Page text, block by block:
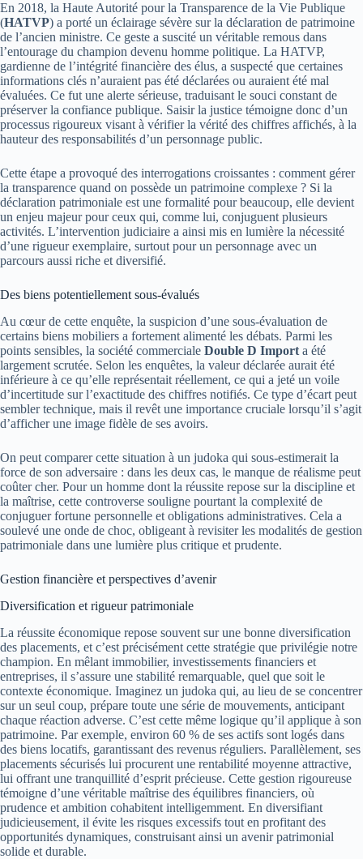
En 2018, la Haute Autorité pour la Transparence de la Vie Publique
(HATVP) a porté un éclairage sévère sur la déclaration de patrimoine
de l’ancien ministre. Ce geste a suscité un véritable remous dans
l’entourage du champion devenu homme politique. La HATVP,
gardienne de l’intégrité financière des élus, a suspecté que certaines
informations clés n’auraient pas été déclarées ou auraient été mal
évaluées. Ce fut une alerte sérieuse, traduisant le souci constant de
préserver la confiance publique. Saisir la justice témoigne donc d’un
processus rigoureux visant à vérifier la vérité des chiffres affichés, à la
hauteur des responsabilités d’un personnage public.
Cette étape a provoqué des interrogations croissantes : comment gérer
la transparence quand on possède un patrimoine complexe ? Si la
déclaration patrimoniale est une formalité pour beaucoup, elle devient
un enjeu majeur pour ceux qui, comme lui, conjuguent plusieurs
activités. L’intervention judiciaire a ainsi mis en lumière la nécessité
d’une rigueur exemplaire, surtout pour un personnage avec un
parcours aussi riche et diversifié.
Des biens potentiellement sous-évalués
Au cœur de cette enquête, la suspicion d’une sous-évaluation de
certains biens mobiliers a fortement alimenté les débats. Parmi les
points sensibles, la société commerciale Double D Import a été
largement scrutée. Selon les enquêtes, la valeur déclarée aurait été
inférieure à ce qu’elle représentait réellement, ce qui a jeté un voile
d’incertitude sur l’exactitude des chiffres notifiés. Ce type d’écart peut
sembler technique, mais il revêt une importance cruciale lorsqu’il s’agit
d’afficher une image fidèle de ses avoirs.
On peut comparer cette situation à un judoka qui sous-estimerait la
force de son adversaire : dans les deux cas, le manque de réalisme peut
coûter cher. Pour un homme dont la réussite repose sur la discipline et
la maîtrise, cette controverse souligne pourtant la complexité de
conjuguer fortune personnelle et obligations administratives. Cela a
soulevé une onde de choc, obligeant à revisiter les modalités de gestion
patrimoniale dans une lumière plus critique et prudente.
Gestion financière et perspectives d’avenir
Diversification et rigueur patrimoniale
La réussite économique repose souvent sur une bonne diversification
des placements, et c’est précisément cette stratégie que privilégie notre
champion. En mêlant immobilier, investissements financiers et
entreprises, il s’assure une stabilité remarquable, quel que soit le
contexte économique. Imaginez un judoka qui, au lieu de se concentrer
sur un seul coup, prépare toute une série de mouvements, anticipant
chaque réaction adverse. C’est cette même logique qu’il applique à son
patrimoine. Par exemple, environ 60 % de ses actifs sont logés dans
des biens locatifs, garantissant des revenus réguliers. Parallèlement, ses
placements sécurisés lui procurent une rentabilité moyenne attractive,
lui offrant une tranquillité d’esprit précieuse. Cette gestion rigoureuse
témoigne d’une véritable maîtrise des équilibres financiers, où
prudence et ambition cohabitent intelligemment. En diversifiant
judicieusement, il évite les risques excessifs tout en profitant des
opportunités dynamiques, construisant ainsi un avenir patrimonial
solide et durable.